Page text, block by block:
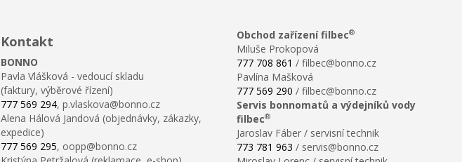
Kontakt
BONNO
Pavla Vlášková - vedoucí skladu
(faktury, výběrové řízení)
777 569 294, p.vlaskova@bonno.cz
Alena Hálová Jandová (objednávky, zákazky,
expedice)
777 569 295, oopp@bonno.cz
Obchod zařízení filbec®
Miluše Prokopová
777 708 861 / filbec@bonno.cz
Pavlína Mašková
777 569 290 / filbec@bonno.cz
Servis bonnomatů a výdejníků vody
filbec®
Jaroslav Fáber / servisní technik
773 781 963 / servis@bonno.cz